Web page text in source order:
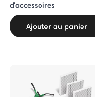
d'accessoires
Ajouter au panier